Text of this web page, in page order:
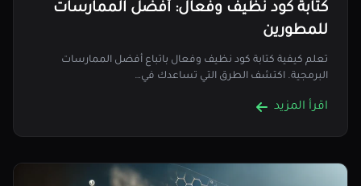
كتابة كود نظيف وفعال: أفضل الممارسات
للمطورين
تعلم كيفية كتابة كود نظيف وفعال باتباع أفضل الممارسات
البرمجية. اكتشف الطرق التي تساعدك في…
اقرأ المزيد